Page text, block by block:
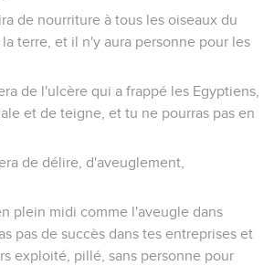
de nourriture à tous les oiseaux du
terre, et il n'y aura personne pour les
de l'ulcère qui a frappé les Egyptiens,
et de teigne, et tu ne pourras pas en
de délire, d'aveuglement,
plein midi comme l'aveugle dans
pas de succès dans tes entreprises et
exploité, pillé, sans personne pour